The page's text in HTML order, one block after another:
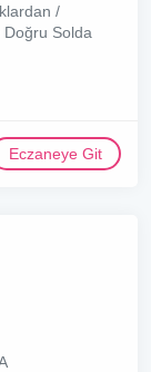
/
Doğru Solda
Eczaneye Git